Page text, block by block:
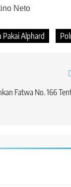
Neto
Pakai Alphard
Fatwa No. 166